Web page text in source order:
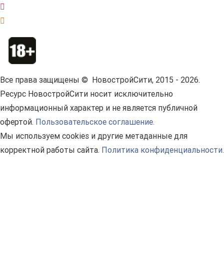
Все права защищены © НовостройСити, 2015 - 2026.
Ресурс НовостройСити носит исключительно
информационный характер и не является публичной
офертой. Пользовательское соглашение.
Мы используем cookies и другие метаданные для
корректной работы сайта. Политика конфиденциальности.